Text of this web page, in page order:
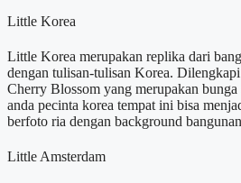
Little Korea
Little Korea merupakan replika dari
dengan tulisan-tulisan Korea.
Cherry Blossom yang merupakan
anda pecinta korea tempat ini bisa
berfoto ria dengan background
Little Amsterdam